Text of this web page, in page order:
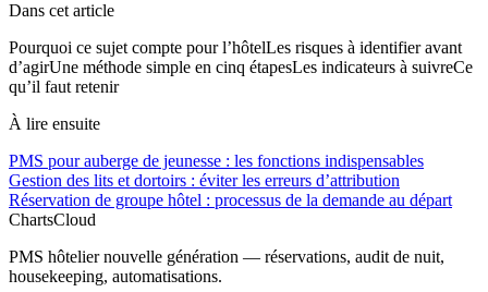
Dans cet article
Pourquoi ce sujet compte pour l’hôtelLes risques à identifier avant
d’agirUne méthode simple en cinq étapesLes indicateurs à suivreCe
qu’il faut retenir
À lire ensuite
PMS pour auberge de jeunesse : les fonctions indispensables
Gestion des lits et dortoirs : éviter les erreurs d’attribution
Réservation de groupe hôtel : processus de la demande au départ
ChartsCloud
PMS hôtelier nouvelle génération — réservations, audit de nuit,
housekeeping, automatisations.